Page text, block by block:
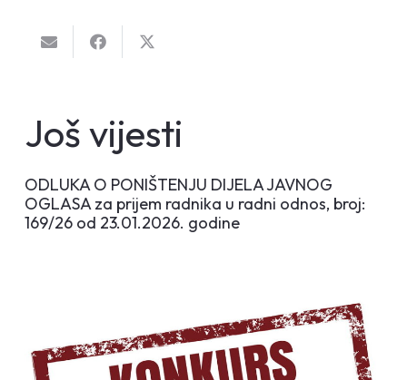
Još vijesti
ODLUKA O PONIŠTENJU DIJELA JAVNOG
OGLASA za prijem radnika u radni odnos, broj:
169/26 od 23.01.2026. godine